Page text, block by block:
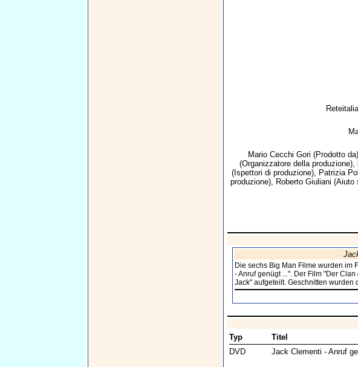
Reteitalia
Mario Cecchi Gori (Prodotto
(Organizzatore della produzione),
(Ispettori di produzione), Patrizia
produzione), Roberto Giuliani (Aiuto
Die sechs Big Man Filme wurden im
- Anruf genügt ...". Der Film "Der
Jack" aufgeteilt. Geschnitten wurden
Typ
Titel
DVD
Jack Clementi - Anruf